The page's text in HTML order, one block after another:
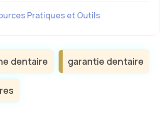
Pratiques et Outils
dentaire garantie dentaire